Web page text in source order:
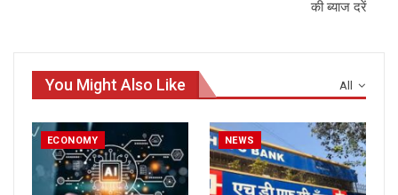
की ब्‍याज दरें
All
You Might Also Like
ECONOMY NEWS